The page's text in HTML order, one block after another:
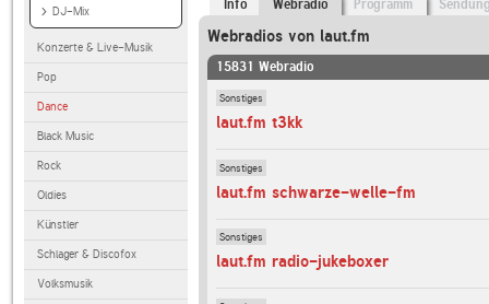
DJ-Mix
Konzerte & Live-Musik
Pop
Dance
Black Music
Rock
Oldies
Künstler
Schlager & Discofox
Volksmusik
Info Webradio Programm
Webradios von laut.fm
15831 Webradio
Sonstiges
laut.fm t3kk
Sonstiges
laut.fm schwarze-welle-fm
Sonstiges
laut.fm radio-jukeboxer